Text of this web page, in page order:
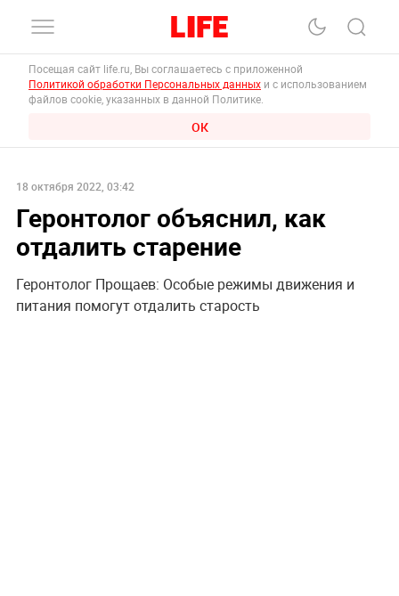
Посещая сайт life.ru, Вы соглашаетесь с приложенной
Политикой обработки Персональных данных и с использованием
файлов cookie, указанных в данной Политике.
ОК
18 октября 2022, 03:42
Геронтолог объяснил, как
отдалить старение
Геронтолог Прощаев: Особые режимы движения и
питания помогут отдалить старость